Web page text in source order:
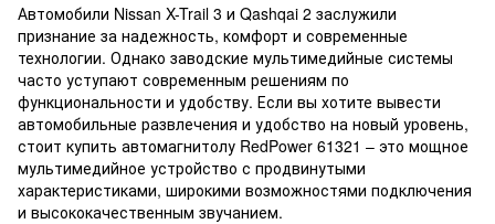
Автомобили Nissan X-Trail 3 и Qashqai 2 заслужили
признание за надежность, комфорт и современные
технологии. Однако заводские мультимедийные системы
часто уступают современным решениям по
функциональности и удобству. Если вы хотите вывести
автомобильные развлечения и удобство на новый уровень,
стоит купить автомагнитолу RedPower 61321 – это мощное
мультимедийное устройство с продвинутыми
характеристиками, широкими возможностями подключения
и высококачественным звучанием.